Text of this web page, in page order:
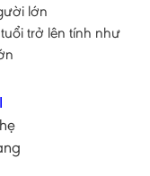
lớn
tuổi trở lên tính như